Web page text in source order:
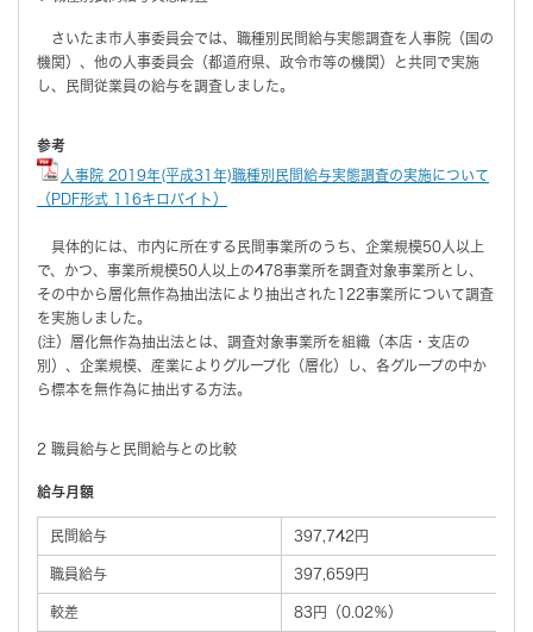
さいたま市人事委員会では、職種別民間給与実態調査を人事院（国の
機関）、他の人事委員会（都道府県、政令市等の機関）と共同で実施
し、民間従業員の給与を調査しました。
参考
人事院 2019年(平成31年)職種別民間給与実態調査の実施について
（PDF形式 116キロバイト）
具体的には、市内に所在する民間事業所のうち、企業規模50人以上
で、かつ、事業所規模50人以上の478事業所を調査対象事業所とし、
その中から層化無作為抽出法により抽出された122事業所について調査
を実施しました。
(注）層化無作為抽出法とは、調査対象事業所を組織（本店・支店の
別）、企業規模、産業によりグループ化（層化）し、各グループの中か
ら標本を無作為に抽出する方法。
2 職員給与と民間給与との比較
給与月額
民間給与 397,742円
職員給与 397,659円
較差 83円（0.02％）